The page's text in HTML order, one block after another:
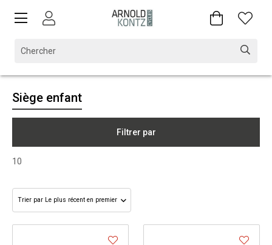
Siège enfant
Filtrer par
10